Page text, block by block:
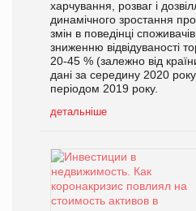
харчування, розваг і
динамічного зростання
змін в поведінці
зниженню відвідуваності
20-45 % (залежно від
дані за середину 2020
періодом 2019 року.
детальніше